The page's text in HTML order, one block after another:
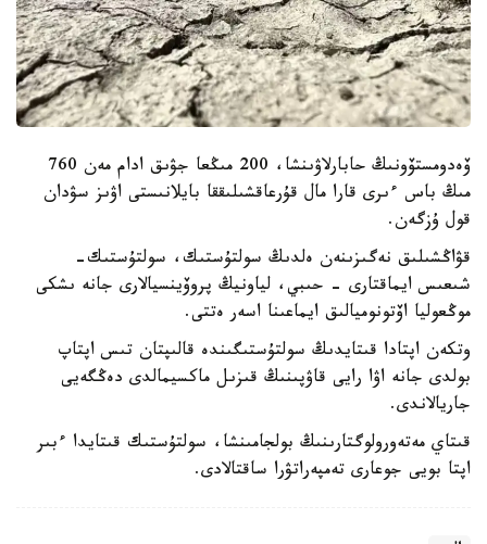
ۆەدومستۆونىڭ حابارلاۋىنشا، 200 مىڭعا جۋىق ادام مەن 760
مىڭ باس ءىرى قارا مال قۇرعاقشىلىققا بايلانىستى اۋىز سۋدان
قول ۇزگەن.
قۋاڭشىلىق نەگىزىنەن ەلدىڭ سولتۇستىك، سولتۇستىك-
شىعىس ايماقتارى - حىبي، لياونيڭ پروۆينسيالارى جانە ىشكى
موڭعوليا اۆتونوميالىق ايماعىنا اسەر ەتتى.
وتكەن اپتادا قىتايدىڭ سولتۇستىگىندە قالىپتان تىس اپتاپ
بولدى جانە اۋا رايى قاۋپىنىڭ قىزىل ماكسيمالدى دەڭگەيى
جاريالاندى.
قىتاي مەتەورولوگتارىنىڭ بولجامىنشا، سولتۇستىك قىتايدا ءبىر
اپتا بويى جوعارى تەمپەراتۋرا ساقتالادى.